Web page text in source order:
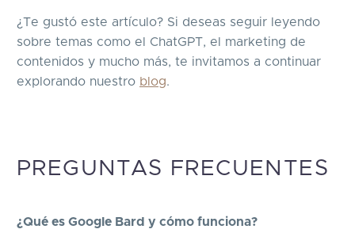
¿Te gustó este artículo? Si deseas seguir leyendo
sobre temas como el ChatGPT, el marketing de
contenidos y mucho más, te invitamos a continuar
explorando nuestro blog.
PREGUNTAS FRECUENTES
¿Qué es Google Bard y cómo funciona?